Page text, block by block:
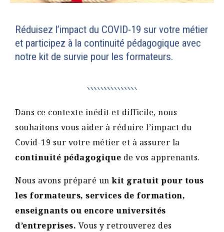
Réduisez l’impact du COVID-19 sur votre métier
et participez à la continuité pédagogique avec
notre kit de survie pour les formateurs.
Dans ce contexte inédit et difficile, nous
souhaitons vous aider à réduire l’impact du
Covid-19 sur votre métier et à assurer la
continuité pédagogique de vos apprenants.
Nous avons préparé un kit gratuit pour tous
les formateurs, services de formation,
enseignants ou encore universités
d’entreprises. Vous y retrouverez des